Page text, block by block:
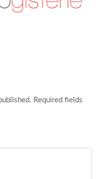
Required fields